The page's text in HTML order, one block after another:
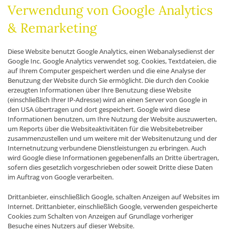
Verwendung von Google Analytics
& Remarketing
Diese Website benutzt Google Analytics, einen Webanalysedienst der
Google Inc. Google Analytics verwendet sog. Cookies, Textdateien, die
auf Ihrem Computer gespeichert werden und die eine Analyse der
Benutzung der Website durch Sie ermöglicht. Die durch den Cookie
erzeugten Informationen über Ihre Benutzung diese Website
(einschließlich Ihrer IP-Adresse) wird an einen Server von Google in
den USA übertragen und dort gespeichert. Google wird diese
Informationen benutzen, um Ihre Nutzung der Website auszuwerten,
um Reports über die Websiteaktivitäten für die Websitebetreiber
zusammenzustellen und um weitere mit der Websitenutzung und der
Internetnutzung verbundene Dienstleistungen zu erbringen. Auch
wird Google diese Informationen gegebenenfalls an Dritte übertragen,
sofern dies gesetzlich vorgeschrieben oder soweit Dritte diese Daten
im Auftrag von Google verarbeiten.
Drittanbieter, einschließlich Google, schalten Anzeigen auf Websites im
Internet. Drittanbieter, einschließlich Google, verwenden gespeicherte
Cookies zum Schalten von Anzeigen auf Grundlage vorheriger
Besuche eines Nutzers auf dieser Website.